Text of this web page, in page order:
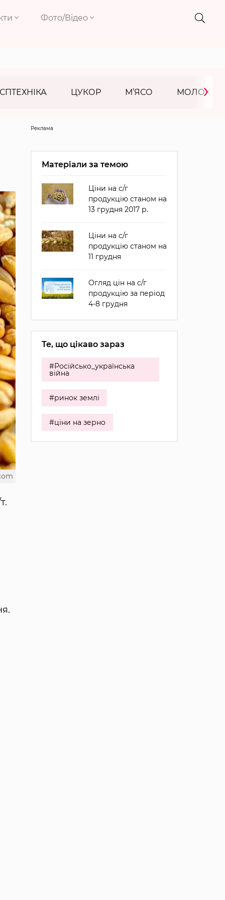
Фото/Відео
ЦУКОР М’ЯСО МОЛОКО
›
Реклама
Матеріали за темою
Ціни на с/г
продукцію станом на
13 грудня 2017 р.
Ціни на с/г
продукцію станом на
11 грудня
Огляд цін на с/г
продукцію за період
4-8 грудня
Те, що цікаво зараз
#Російсько_українська
війна
#ринок землі
#ціни на зерно